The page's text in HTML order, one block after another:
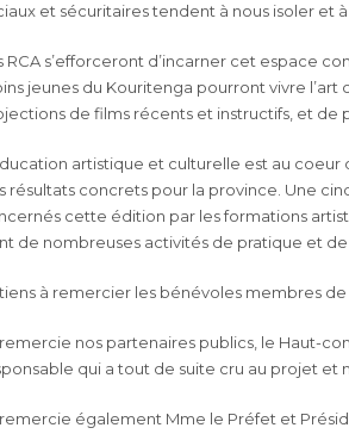
et sécuritaires tendent à nous isoler et à
RCA s’efforceront d’incarner cet espace
jeunes du Kouritenga pourront vivre
de films récents et instructifs, et de
artistique et culturelle est au coeur
résultats concrets pour la province. Une
cette édition par les formations
de nombreuses activités de pratique et de
à remercier les bénévoles membres
nos partenaires publics, le Haut-
qui a tout de suite cru au projet et
également Mme le Préfet et